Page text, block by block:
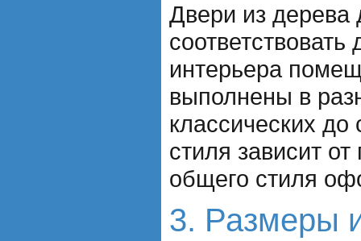
Двери из
интерьера
выполнены в
классических
стиля зависит
общего стиля
3. Размеры